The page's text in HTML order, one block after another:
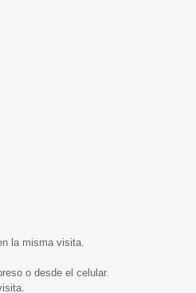
la misma visita.
o desde el celular.